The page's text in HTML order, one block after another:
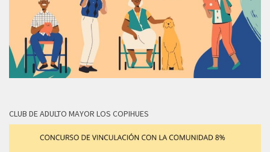
CLUB DE ADULTO MAYOR LOS COPIHUES